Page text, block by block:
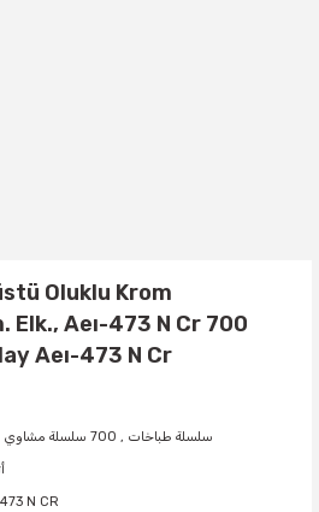
Oluklu Krom
Elk., Aeı-473 N Cr 700
Aeı-473 N Cr
700 سلسلة طباخات , 700 سلسلة مشاوي
N CR